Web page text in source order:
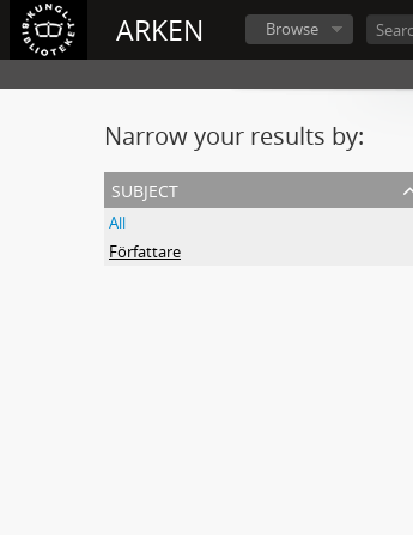
ARKEN Browse
Narrow your results by:
subject
All
Författare